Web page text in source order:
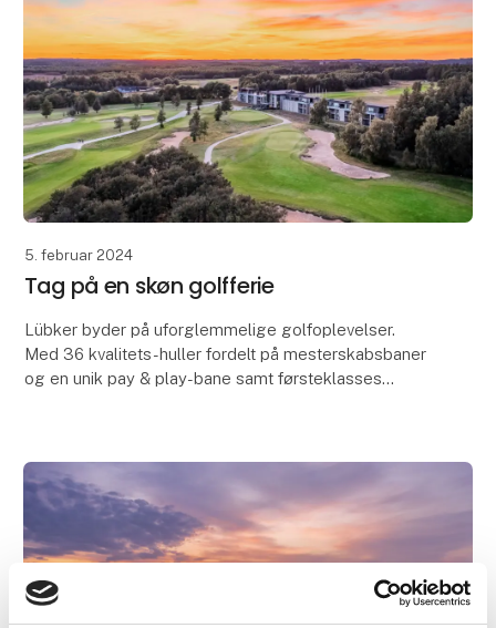
5. februar 2024
Tag på en skøn golfferie
Lübker byder på uforglemmelige golfoplevelser.
Med 36 kvalitets-huller fordelt på mesterskabsbaner
og en unik pay & play-bane samt førsteklasses